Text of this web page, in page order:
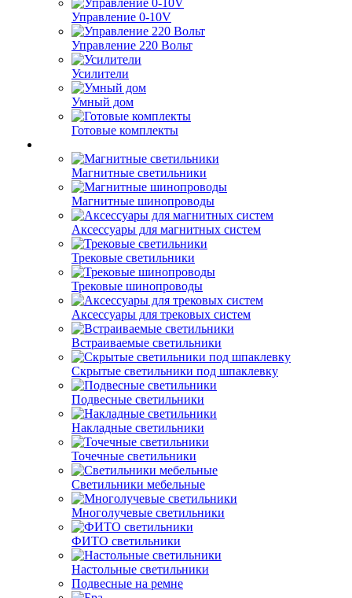
Управление 0-10V
Управление 220 Вольт
Усилители
Умный дом
Готовые комплекты
Магнитные светильники
Магнитные шинопроводы
Аксессуары для магнитных систем
Трековые светильники
Трековые шинопроводы
Аксессуары для трековых систем
Встраиваемые светильники
Скрытые светильники под шпаклевку
Подвесные светильники
Накладные светильники
Точечные светильники
Светильники мебельные
Многолучевые светильники
ФИТО светильники
Настольные светильники
Подвесные на ремне